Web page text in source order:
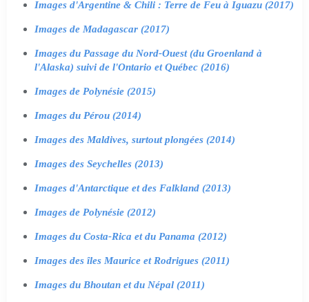
Images d'Argentine & Chili : Terre de Feu à Iguazu (2017)
Images de Madagascar (2017)
Images du Passage du Nord-Ouest (du Groenland à
l'Alaska) suivi de l'Ontario et Québec (2016)
Images de Polynésie (2015)
Images du Pérou (2014)
Images des Maldives, surtout plongées (2014)
Images des Seychelles (2013)
Images d'Antarctique et des Falkland (2013)
Images de Polynésie (2012)
Images du Costa-Rica et du Panama (2012)
Images des îles Maurice et Rodrigues (2011)
Images du Bhoutan et du Népal (2011)